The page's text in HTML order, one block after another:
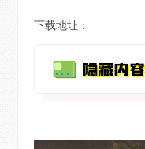
下载地址：